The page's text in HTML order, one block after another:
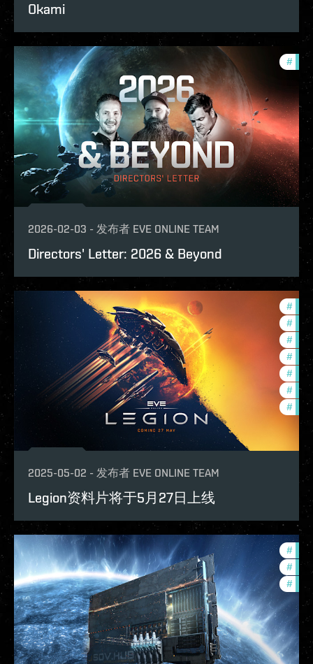
Okami
#
2026-02-03 - 发布者 EVE ONLINE TEAM
Directors' Letter: 2026 & Beyond
#
#
#
#
#
#
#
2025-05-02 - 发布者 EVE ONLINE TEAM
Legion资料片将于5月27日上线
#
#
#